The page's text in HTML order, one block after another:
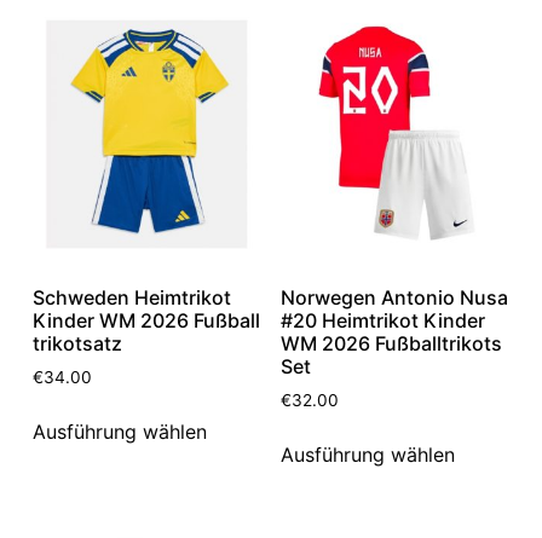
Schweden Heimtrikot
Kinder WM 2026 Fußball
trikotsatz
€34.00
Ausführung wählen
Norwegen Antonio Nusa
#20 Heimtrikot Kinder
WM 2026 Fußballtrikots
Set
€32.00
Ausführung wählen